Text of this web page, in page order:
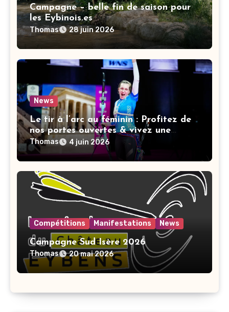
Campagne – belle fin de saison pour
les Eybinois.es
Thomas 28 juin 2026
News
Le tir à l’arc au féminin : Profitez de
nos portes ouvertes & vivez une
nouvelle expérience !
Thomas 4 juin 2026
Compétitions Manifestations News
Campagne Sud Isère 2026
Thomas 20 mai 2026